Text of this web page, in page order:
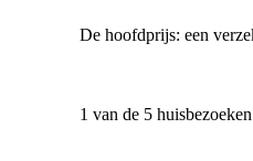
De hoofdprijs: een
1 van de 5